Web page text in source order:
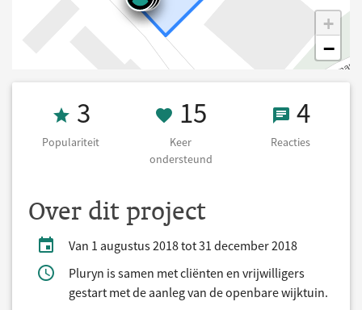
+
−
Populariteit 3
3
Populariteit
15 Keer
15
Keer
ondersteund
4 4
Reacties
Over dit project
Van 1 augustus 2018 tot 31 december 2018
Pluryn is samen met cliënten en vrijwilligers
gestart met de aanleg van de openbare wijktuin.